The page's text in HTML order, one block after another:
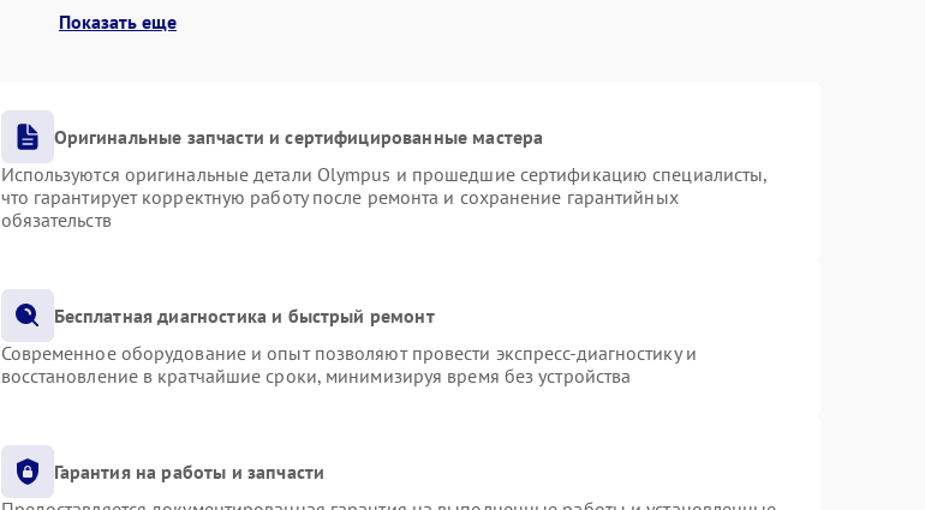
Показать еще
Оригинальные запчасти и сертифицированные мастера
Используются оригинальные детали Olympus и прошедшие сертификацию специалисты,
что гарантирует корректную работу после ремонта и сохранение гарантийных
обязательств
Бесплатная диагностика и быстрый ремонт
Современное оборудование и опыт позволяют провести экспресс-диагностику и
восстановление в кратчайшие сроки, минимизируя время без устройства
Гарантия на работы и запчасти